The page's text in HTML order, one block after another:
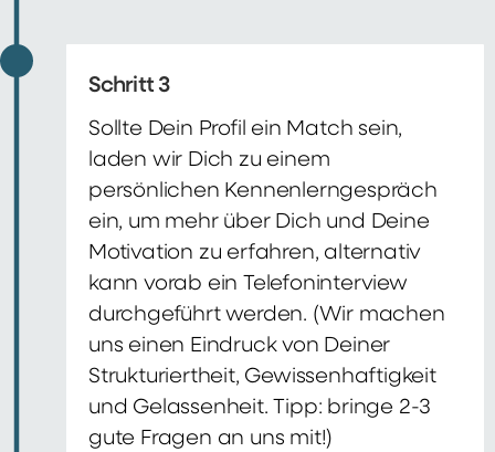
Schritt 3
Sollte Dein Profil ein Match sein,
laden wir Dich zu einem
persönlichen Kennenlerngespräch
ein, um mehr über Dich und Deine
Motivation zu erfahren, alternativ
kann vorab ein Telefoninterview
durchgeführt werden. (Wir machen
uns einen Eindruck von Deiner
Strukturiertheit, Gewissenhaftigkeit
und Gelassenheit. Tipp: bringe 2-3
gute Fragen an uns mit!)